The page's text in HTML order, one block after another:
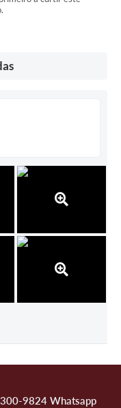
9824 Whatsapp